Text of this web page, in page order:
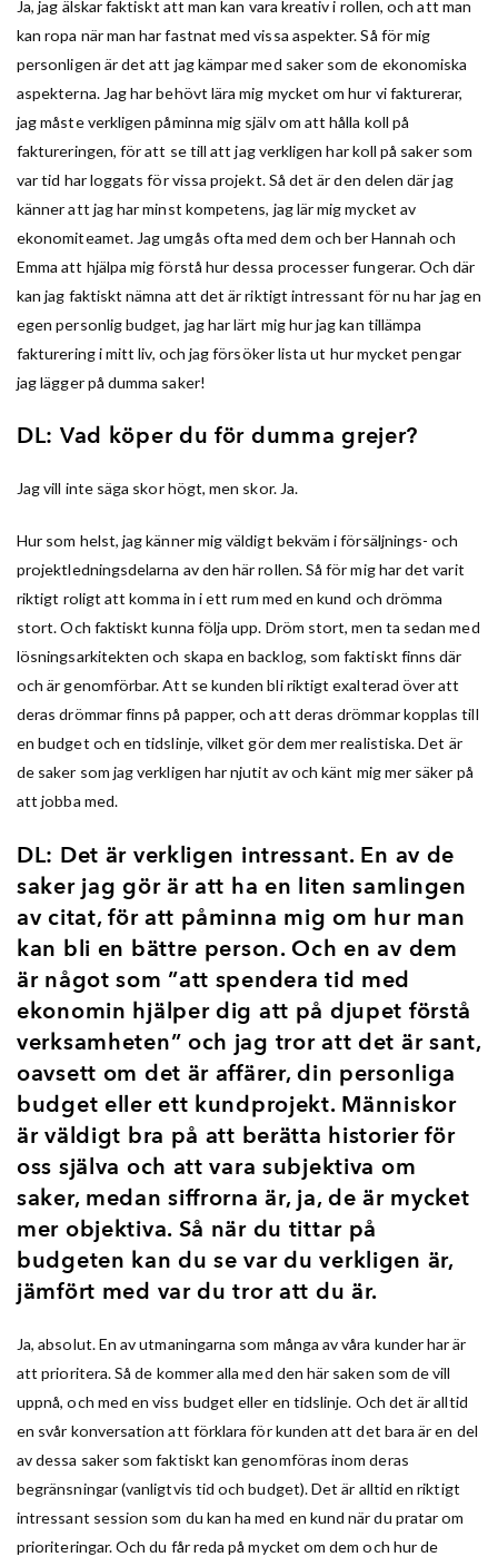
Ja, jag älskar faktiskt att man kan vara kreativ i rollen, och att man
kan ropa när man har fastnat med vissa aspekter. Så för mig
personligen är det att jag kämpar med saker som de ekonomiska
aspekterna. Jag har behövt lära mig mycket om hur vi fakturerar,
jag måste verkligen påminna mig själv om att hålla koll på
faktureringen, för att se till att jag verkligen har koll på saker som
var tid har loggats för vissa projekt. Så det är den delen där jag
känner att jag har minst kompetens, jag lär mig mycket av
ekonomiteamet. Jag umgås ofta med dem och ber Hannah och
Emma att hjälpa mig förstå hur dessa processer fungerar. Och där
kan jag faktiskt nämna att det är riktigt intressant för nu har jag en
egen personlig budget, jag har lärt mig hur jag kan tillämpa
fakturering i mitt liv, och jag försöker lista ut hur mycket pengar
jag lägger på dumma saker!
DL: Vad köper du för dumma grejer?
Jag vill inte säga skor högt, men skor. Ja.
Hur som helst, jag känner mig väldigt bekväm i försäljnings- och
projektledningsdelarna av den här rollen. Så för mig har det varit
riktigt roligt att komma in i ett rum med en kund och drömma
stort. Och faktiskt kunna följa upp. Dröm stort, men ta sedan med
lösningsarkitekten och skapa en backlog, som faktiskt finns där
och är genomförbar. Att se kunden bli riktigt exalterad över att
deras drömmar finns på papper, och att deras drömmar kopplas till
en budget och en tidslinje, vilket gör dem mer realistiska. Det är
de saker som jag verkligen har njutit av och känt mig mer säker på
att jobba med.
DL: Det är verkligen intressant. En av de
saker jag gör är att ha en liten samlingen
av citat, för att påminna mig om hur man
kan bli en bättre person. Och en av dem
är något som ”att spendera tid med
ekonomin hjälper dig att på djupet förstå
verksamheten” och jag tror att det är sant,
oavsett om det är affärer, din personliga
budget eller ett kundprojekt. Människor
är väldigt bra på att berätta historier för
oss själva och att vara subjektiva om
saker, medan siffrorna är, ja, de är mycket
mer objektiva. Så när du tittar på
budgeten kan du se var du verkligen är,
jämfört med var du tror att du är.
Ja, absolut. En av utmaningarna som många av våra kunder har är
att prioritera. Så de kommer alla med den här saken som de vill
uppnå, och med en viss budget eller en tidslinje. Och det är alltid
en svår konversation att förklara för kunden att det bara är en del
av dessa saker som faktiskt kan genomföras inom deras
begränsningar (vanligtvis tid och budget). Det är alltid en riktigt
intressant session som du kan ha med en kund när du pratar om
prioriteringar. Och du får reda på mycket om dem och hur de